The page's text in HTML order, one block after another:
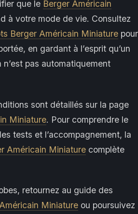
que le Berger Américain
à votre mode de vie. Consultez
Berger Américain Miniature pour
en gardant à l’esprit qu’un
pas automatiquement
sont détaillés sur la page
Miniature. Pour comprendre le
tests et l’accompagnement, la
Américain Miniature complète
retournez au guide des
Miniature ou poursuivez